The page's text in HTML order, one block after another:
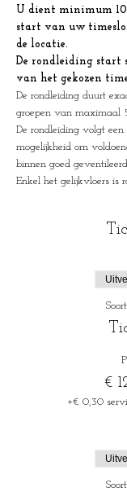
U dient minimum
start van uw
de locatie.
De rondleiding
van het gekozen
De rondleiding duurt
groepen van maximaal
De rondleiding volgt
mogelijkheid om
binnen goed
Enkel het gelijkvloers is
€
+€ 0,30